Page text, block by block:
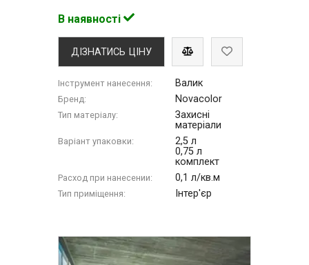
В наявності
ДІЗНАТИСЬ ЦІНУ
Інструмент нанесення: Валик
Бренд: Novacolor
Тип матеріалу:
Захисні
матеріали
Варіант упаковки:
2,5 л
0,75 л
комплект
Расход при нанесении: 0,1 л/кв.м
Тип приміщення: Інтер'єр